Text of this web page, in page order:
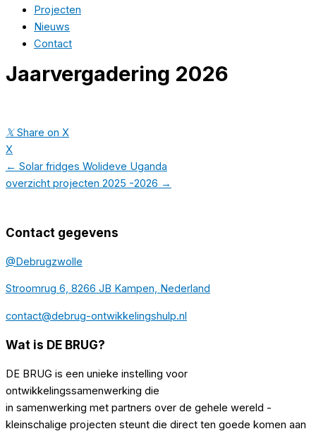
Projecten
Nieuws
Contact
Jaarvergadering 2026
𝕏 Share on X
X
← Solar fridges Wolideve Uganda
overzicht projecten 2025 -2026 →
Contact gegevens
@Debrugzwolle
Stroomrug 6, 8266 JB Kampen, Nederland
contact@debrug-ontwikkelingshulp.nl
Wat is DE BRUG?
DE BRUG is een unieke instelling voor
ontwikkelingssamenwerking die
in samenwerking met partners over de gehele wereld -
kleinschalige projecten steunt die direct ten goede komen aan